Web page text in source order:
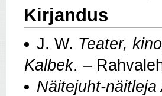
Kirjandus
J. W. Teater,
Kalbek. –
Näitejuht-